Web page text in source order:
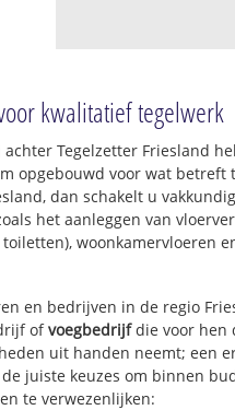
kwalitatief tegelwerk
Tegelzetter Friesland
opgebouwd voor wat betreft
dan schakelt u
het aanleggen van
woonkamervloeren
en bedrijven in de regio
ofvoegbedrijfdie voor hen
uit handen neemt; een
juiste keuzes om binnen
te verwezenlijken: